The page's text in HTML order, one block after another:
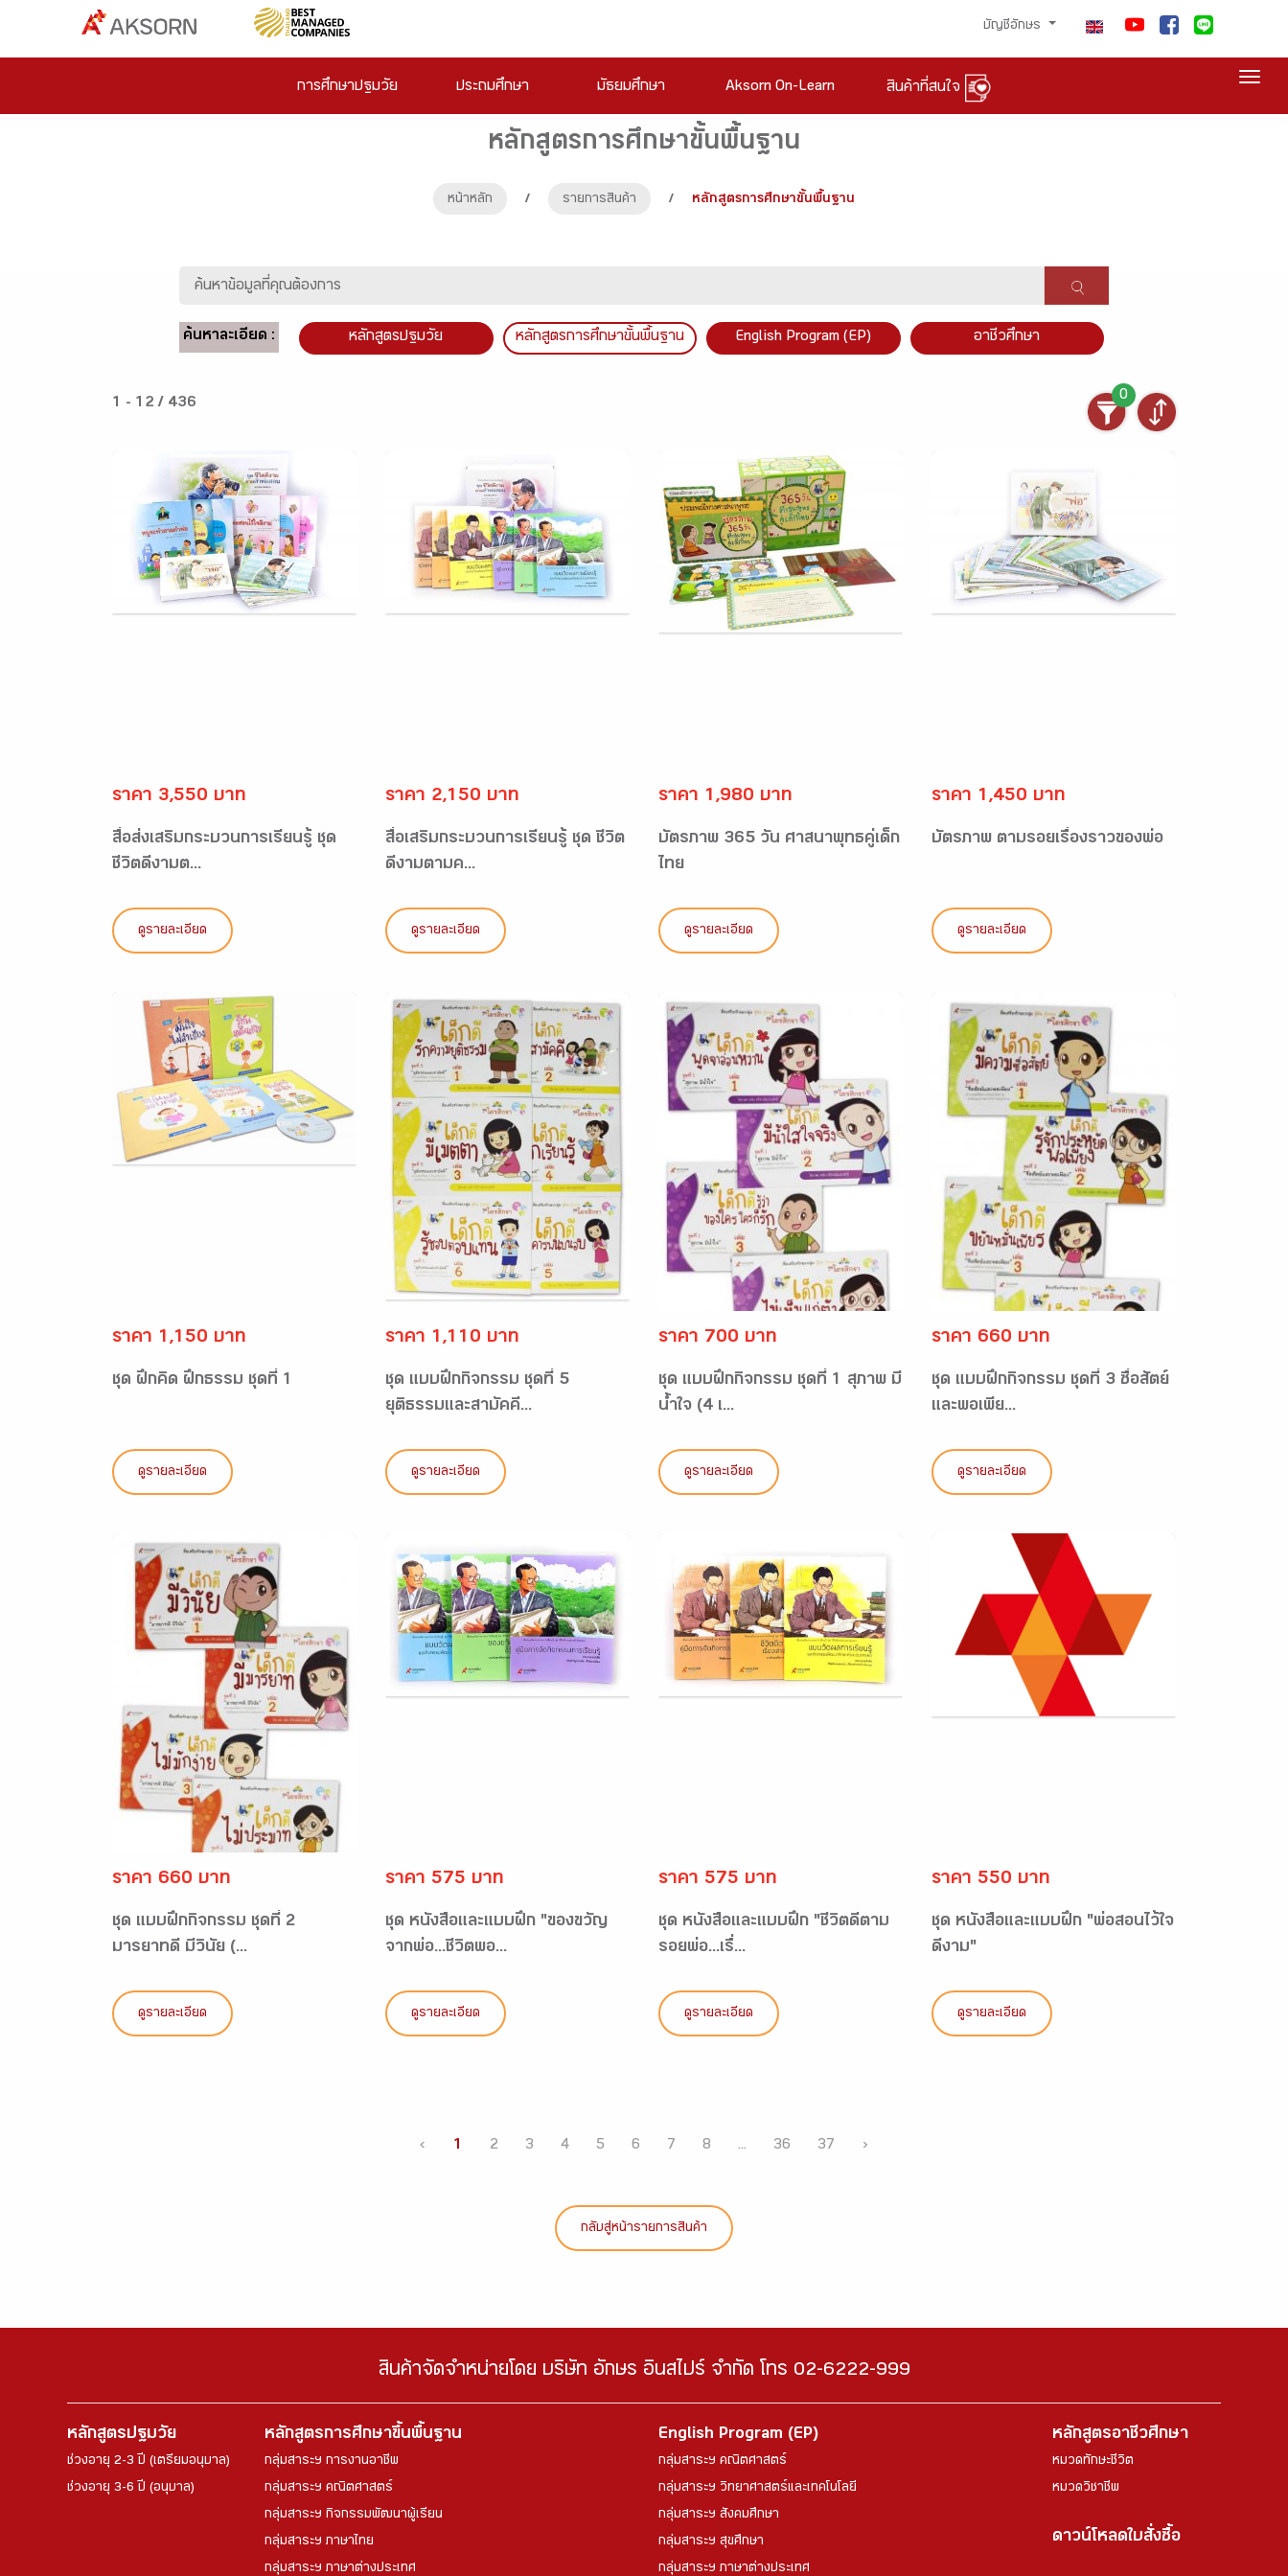
บัญชีอักษร
การศึกษาปฐมวัย ประถมศึกษา มัธยมศึกษา Aksorn On-Learn สินค้าที่สนใจ
หลักสูตรการศึกษาขั้นพื้นฐาน
หน้าหลัก / รายการสินค้า / หลักสูตรการศึกษาขั้นพื้นฐาน
ค้นหาละเอียด : หลักสูตรปฐมวัย หลักสูตรการศึกษาขั้นพื้นฐาน English Program (EP) อาชีวศึกษา
1 - 12 / 436
0
ราคา 3,550 บาท
สื่อส่งเสริมกระบวนการเรียนรู้ ชุด
ชีวิตดีงามต...
ดูรายละเอียด
ราคา 2,150 บาท
สื่อเสริมกระบวนการเรียนรู้ ชุด ชีวิต
ดีงามตามค...
ดูรายละเอียด
ราคา 1,980 บาท
บัตรภาพ 365 วัน ศาสนาพุทธคู่เด็ก
ไทย
ดูรายละเอียด
ราคา 1,450 บาท
บัตรภาพ ตามรอยเรื่องราวของพ่อ
ดูรายละเอียด
ราคา 1,150 บาท
ชุด ฝึกคิด ฝึกธรรม ชุดที่ 1
ดูรายละเอียด
ราคา 1,110 บาท
ชุด แบบฝึกกิจกรรม ชุดที่ 5
ยุติธรรมและสามัคคี...
ดูรายละเอียด
ราคา 700 บาท
ชุด แบบฝึกกิจกรรม ชุดที่ 1 สุภาพ มี
น้ำใจ (4 เ...
ดูรายละเอียด
ราคา 660 บาท
ชุด แบบฝึกกิจกรรม ชุดที่ 3 ซื่อสัตย์
และพอเพีย...
ดูรายละเอียด
ราคา 660 บาท
ชุด แบบฝึกกิจกรรม ชุดที่ 2
มารยาทดี มีวินัย (...
ดูรายละเอียด
ราคา 575 บาท
ชุด หนังสือและแบบฝึก "ของขวัญ
จากพ่อ...ชีวิตพอ...
ดูรายละเอียด
ราคา 575 บาท
ชุด หนังสือและแบบฝึก "ชีวิตดีตาม
รอยพ่อ...เรื่...
ดูรายละเอียด
ราคา 550 บาท
ชุด หนังสือและแบบฝึก "พ่อสอนไว้ใจ
ดีงาม"
ดูรายละเอียด
‹ 1 2 3 4 5 6 7 8 ... 36 37 ›
กลับสู่หน้ารายการสินค้า
สินค้าจัดจำหน่ายโดย บริษัท อักษร อินสไปร์ จำกัด โทร 02-6222-999
หลักสูตรปฐมวัย
ช่วงอายุ 2-3 ปี (เตรียมอนุบาล)
ช่วงอายุ 3-6 ปี (อนุบาล)
หลักสูตรการศึกษาขึ้นพื้นฐาน
กลุ่มสาระฯ การงานอาชีพ
กลุ่มสาระฯ คณิตศาสตร์
กลุ่มสาระฯ กิจกรรมพัฒนาผู้เรียน
กลุ่มสาระฯ ภาษาไทย
กลุ่มสาระฯ ภาษาต่างประเทศ
English Program (EP)
กลุ่มสาระฯ คณิตศาสตร์
กลุ่มสาระฯ วิทยาศาสตร์และเทคโนโลยี
กลุ่มสาระฯ สังคมศึกษา
กลุ่มสาระฯ สุขศึกษา
กลุ่มสาระฯ ภาษาต่างประเทศ
หลักสูตรอาชีวศึกษา
หมวดทักษะชีวิต
หมวดวิชาชีพ
ดาวน์โหลดใบสั่งซื้อ